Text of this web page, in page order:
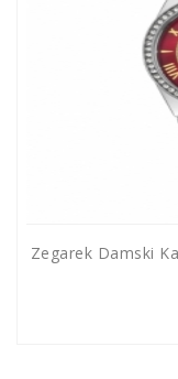
Zegarek Damski